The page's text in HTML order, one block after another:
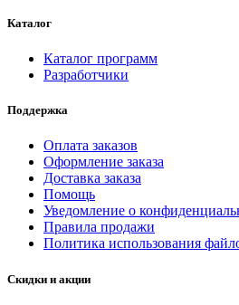
Каталог
Каталог программ
Разработчики
Поддержка
Оплата заказов
Оформление заказа
Доставка заказа
Помощь
Уведомление о
Правила продажи
Политика использования
Скидки и акции